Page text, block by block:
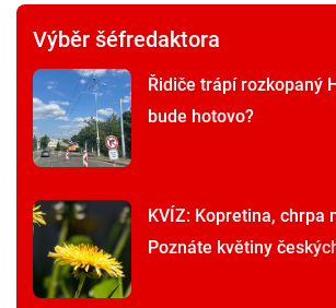
Výběr šéfredaktora
Řidiče trápí rozkopaný
bude hotovo?
KVÍZ: Kopretina, chrpa
Poznáte květiny